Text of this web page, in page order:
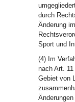
durch
Änderung
Sport und
(4) Im
nach Art.
Gebiet von